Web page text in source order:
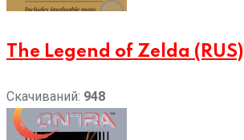
The Legend of Zelda (RUS)
Скачиваний: 948